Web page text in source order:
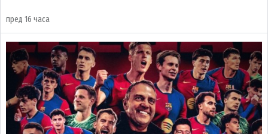
пред 16 часа